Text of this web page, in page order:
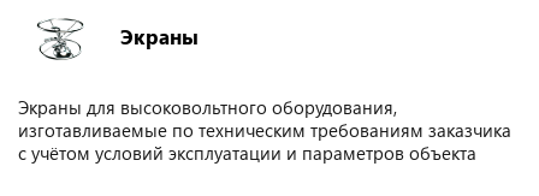
Экраны
Экраны для высоковольтного оборудования,
изготавливаемые по техническим требованиям заказчика
с учётом условий эксплуатации и параметров объекта